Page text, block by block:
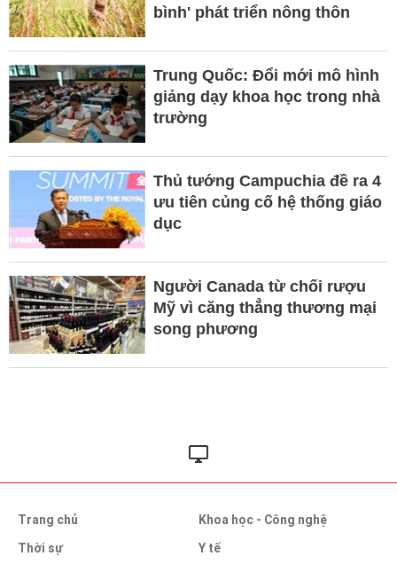
bình' phát triển nông thôn
Trung Quốc: Đổi mới mô hình
giảng dạy khoa học trong nhà
trường
Thủ tướng Campuchia đề ra 4
ưu tiên củng cố hệ thống giáo
dục
Người Canada từ chối rượu
Mỹ vì căng thẳng thương mại
song phương
Trang chủ
Thời sự
Khoa học - Công nghệ
Y tế